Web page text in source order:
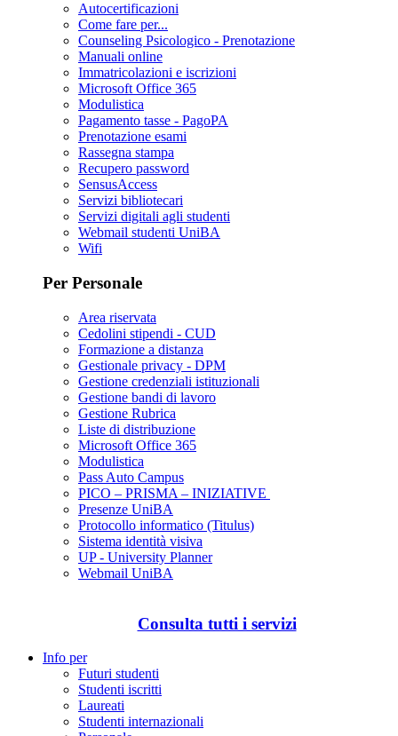
Autocertificazioni
Come fare per...
Counseling Psicologico - Prenotazione
Manuali online
Immatricolazioni e iscrizioni
Microsoft Office 365
Modulistica
Pagamento tasse - PagoPA
Prenotazione esami
Rassegna stampa
Recupero password
SensusAccess
Servizi bibliotecari
Servizi digitali agli studenti
Webmail studenti UniBA
Wifi
Per Personale
Area riservata
Cedolini stipendi - CUD
Formazione a distanza
Gestionale privacy - DPM
Gestione credenziali istituzionali
Gestione bandi di lavoro
Gestione Rubrica
Liste di distribuzione
Microsoft Office 365
Modulistica
Pass Auto Campus
PICO – PRISMA – INIZIATIVE
Presenze UniBA
Protocollo informatico (Titulus)
Sistema identità visiva
UP - University Planner
Webmail UniBA
Consulta tutti i servizi
Info per
Futuri studenti
Studenti iscritti
Laureati
Studenti internazionali